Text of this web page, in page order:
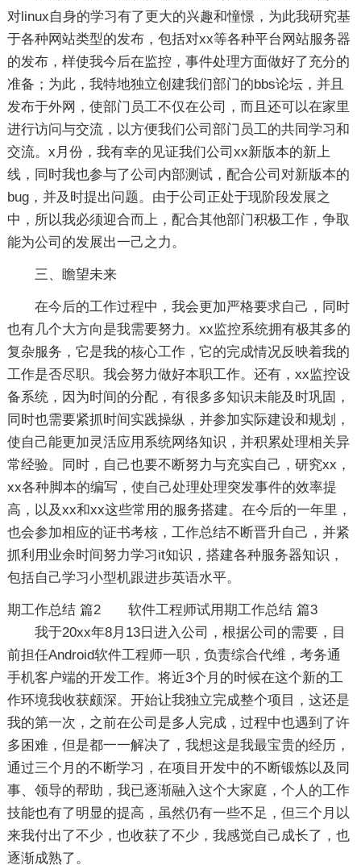
对linux自身的学习有了更大的兴趣和憧憬，为此我研究基
于各种网站类型的发布，包括对xx等各种平台网站服务器
的发布，样使我今后在监控，事件处理方面做好了充分的
准备；为此，我特地独立创建我们部门的bbs论坛，并且
发布于外网，使部门员工不仅在公司，而且还可以在家里
进行访问与交流，以方便我们公司部门员工的共同学习和
交流。x月份，我有幸的见证我们公司xx新版本的新上
线，同时我也参与了公司内部测试，配合公司对新版本的
bug，并及时提出问题。由于公司正处于现阶段发展之
中，所以我必须迎合而上，配合其他部门积极工作，争取
能为公司的发展出一己之力。
三、瞻望未来
在今后的工作过程中，我会更加严格要求自己，同时
也有几个大方向是我需要努力。xx监控系统拥有极其多的
复杂服务，它是我的核心工作，它的完成情况反映着我的
工作是否尽职。我会努力做好本职工作。还有，xx监控设
备系统，因为时间的分配，有很多多知识未能及时巩固，
同时也需要紧抓时间实践操纵，并参加实际建设和规划，
使自己能更加灵活应用系统网络知识，并积累处理相关异
常经验。同时，自己也要不断努力与充实自己，研究xx，
xx各种脚本的编写，使自己处理处理突发事件的效率提
高，以及xx和xx这些常用的服务搭建。在今后的一年里，
也会参加相应的证书考核，工作总结不断晋升自己，并紧
抓利用业余时间努力学习it知识，搭建各种服务器知识，
包括自己学习小型机跟进步英语水平。
期工作总结 篇2
我于20xx年8月13日进入公司，根据公司的需要，目
前担任Android软件工程师一职，负责综合代维，考务通
手机客户端的开发工作。将近3个月的时候在这个新的工
作环境我收获颇深。开始让我独立完成整个项目，这还是
我的第一次，之前在公司是多人完成，过程中也遇到了许
多困难，但是都一一解决了，我想这是我最宝贵的经历，
通过三个月的不断学习，在项目开发中的不断锻炼以及同
事、领导的帮助，我已逐渐融入这个大家庭，个人的工作
技能也有了明显的提高，虽然仍有一些不足，但三个月以
来我付出了不少，也收获了不少，我感觉自己成长了，也
逐渐成熟了。
软件工程师试用期工作总结 篇3